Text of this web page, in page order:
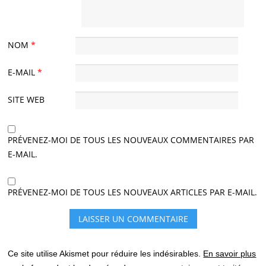
NOM*
E-MAIL*
SITE WEB
PRÉVENEZ-MOI DE TOUS LES NOUVEAUX COMMENTAIRES PAR
E-MAIL.
PRÉVENEZ-MOI DE TOUS LES NOUVEAUX ARTICLES PAR E-MAIL.
Ce site utilise Akismet pour réduire les indésirables. En savoir plus